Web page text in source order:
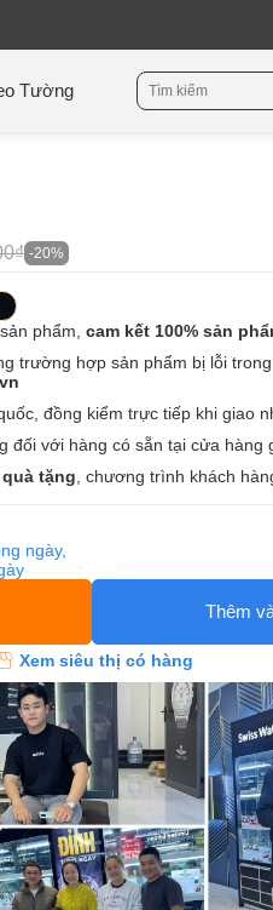
Tường
Tìm
kiếm:
-20%
phẩm, cam kết 100% sản
trường hợp sản phẩm bị lỗi
đồng kiểm trực tiếp khi giao
đối với hàng có sẵn tại cửa hàng
tặng , chương trình khách
ngày,
Thêm
Xem siêu thị có hàng